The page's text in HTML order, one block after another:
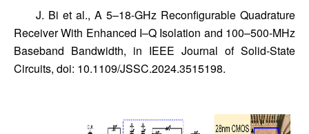
J. Bi et al., A 5–18-GHz Reconfigurable Quadrature
Receiver With Enhanced I–Q Isolation and 100–500-MHz
Baseband Bandwidth, in IEEE Journal of Solid-State
Circuits, doi: 10.1109/JSSC.2024.3515198.